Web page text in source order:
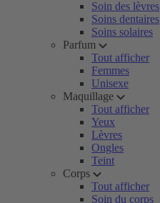
Soin des lèvres
Soins dentaires
Soins solaires
Parfum
Tout afficher
Femmes
Unisexe
Maquillage
Tout afficher
Yeux
Lèvres
Ongles
Teint
Corps
Tout afficher
Soin du corps